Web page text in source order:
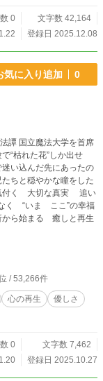
0
文字数 42,164
登録日 2025.12.08
気に入り追加 0
首席
“枯れた花”しか出せ
と穏やかな瞳をした
く “いま ここ”の幸福
/ 53,266件
心の再生
優しさ
0
文字数 7,462
登録日 2025.10.27